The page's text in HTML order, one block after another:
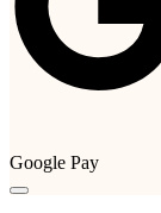
Google Pay